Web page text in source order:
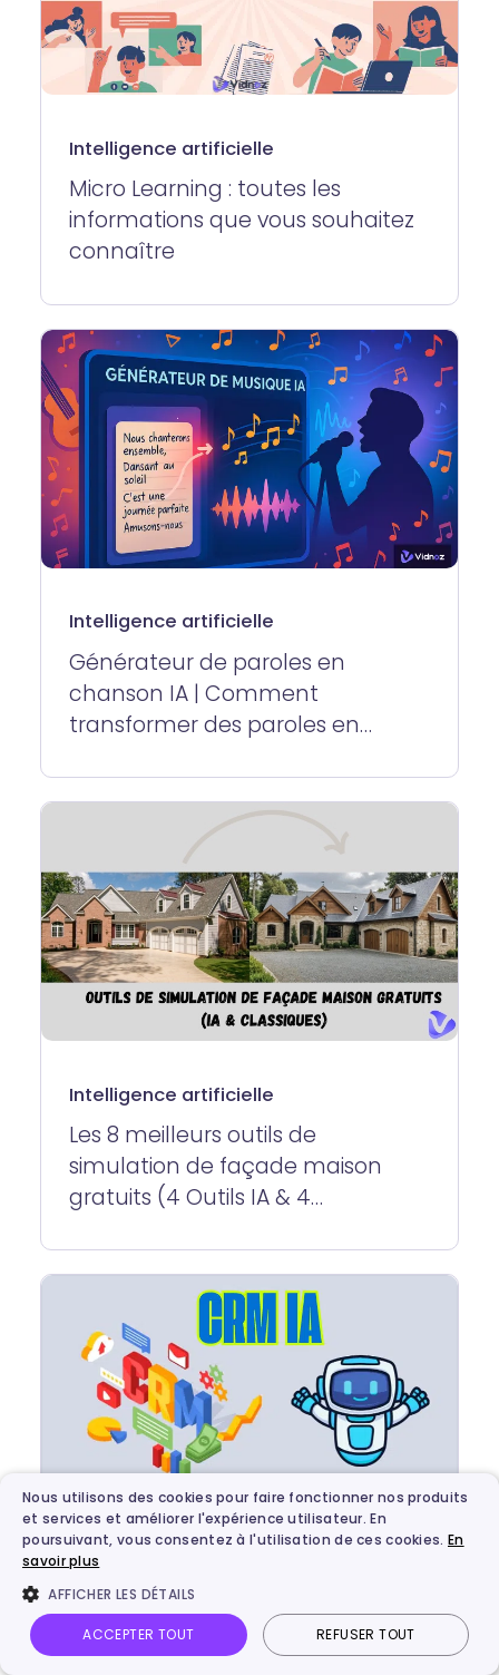
Intelligence artificielle
Micro Learning : toutes les
informations que vous souhaitez
connaître
Intelligence artificielle
Générateur de paroles en
chanson IA | Comment
transformer des paroles en
Intelligence artificielle
Les 8 meilleurs outils de
simulation de façade maison
gratuits (4 Outils IA & 4
Intelligence artificielle
CRM IA : comment utiliser
l'intelligence artificielle pour
Vidnoz AI Image en vidéo Connexion
Nous utilisons des cookies pour faire fonctionner nos produits
et services et améliorer l'expérience utilisateur. En
poursuivant, vous consentez à l'utilisation de ces cookies. En
savoir plus
AFFICHER LES DÉTAILS
ACCEPTER TOUT REFUSER TOUT